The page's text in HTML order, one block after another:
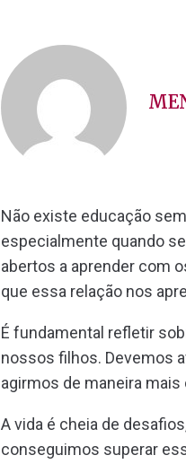
Não existe educação
especialmente quando
abertos a aprender com
que essa relação nos
É fundamental refletir
nossos filhos. Devemos
agirmos de maneira
A vida é cheia de
conseguimos superar